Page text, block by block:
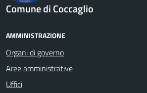
Comune di Coccaglio
AMMINISTRAZIONE
Organi di governo
Aree amministrative
Uffici